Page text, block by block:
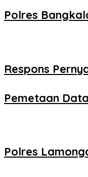
Polres
Respons
Pemetaan
Polres